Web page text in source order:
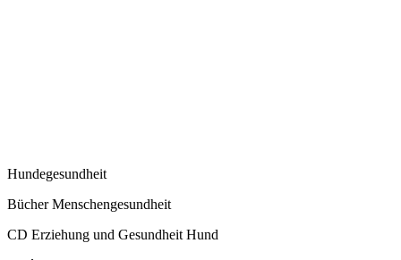
Hundegesundheit
Bücher Menschengesundheit
CD Erziehung und Gesundheit Hund